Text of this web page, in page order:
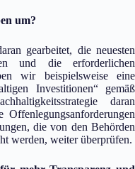
um?
gearbeitet, die neuesten
und die erforderlichen
wir beispielsweise eine
Investitionen“ gemäß
daran
die von den Behörden
werden, weiter überprüfen.